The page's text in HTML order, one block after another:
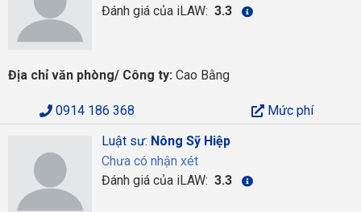
Đánh giá của iLAW: 3.3
Địa chỉ văn phòng/ Công ty: Cao Bằng
0914 186 368
Mức phí
Luật sư: Nông Sỹ Hiệp
Chưa có nhận xét
Đánh giá của iLAW: 3.3